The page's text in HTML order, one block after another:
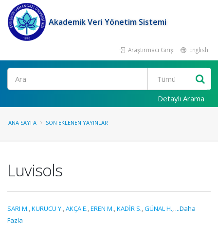
Akademik Veri Yönetim Sistemi
Araştırmacı Girişi English
Ara
Detaylı Arama
ANA SAYFA SON EKLENEN YAYINLAR
Luvisols
SARI M.,KURUCU Y.,AKÇA E.,EREN M.,KADİR S.,GÜNAL H., ...Daha
Fazla